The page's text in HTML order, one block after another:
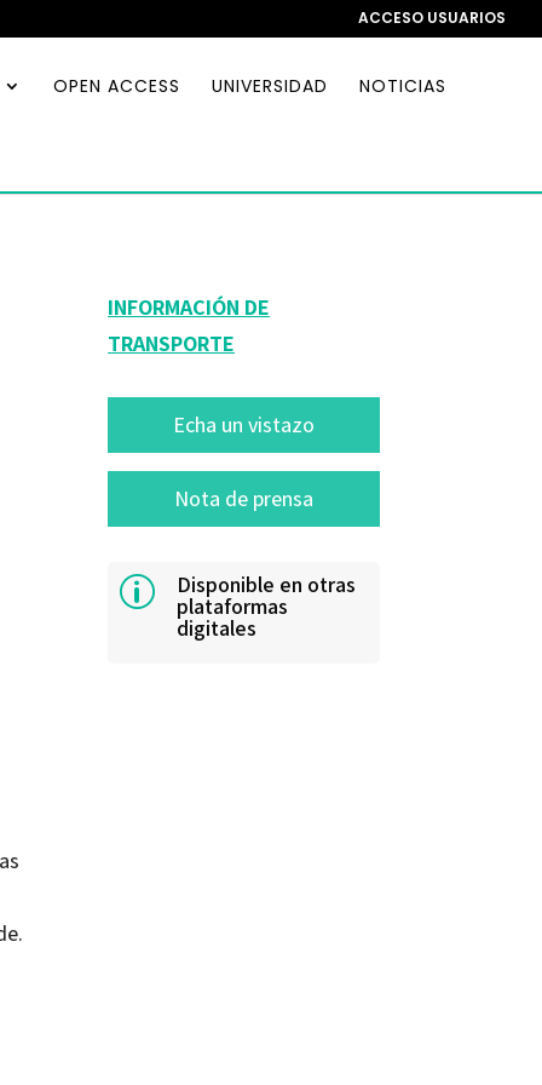
ACCESO USUARIOS
OPEN ACCESS UNIVERSIDAD NOTICIAS
INFORMACIÓN DE
TRANSPORTE
Echa un vistazo
Nota de prensa
p Disponible en otras
plataformas
digitales